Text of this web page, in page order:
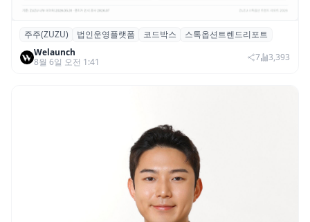
스톡옵션 취소율 2년 만에 18.2%→31.3%…
권리 발생 즉시 행사 비중도 급증
주주(ZUZU) 법인운영플랫폼 코드박스
스톡옵션트렌드리포트
Welaunch
8월 6일 오전 1:41
7 3,393